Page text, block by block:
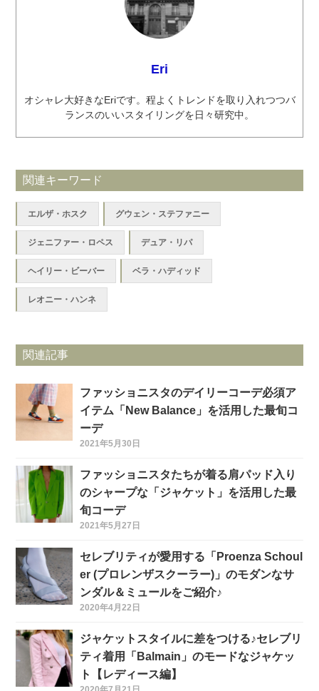
Eri
オシャレ大好きなEriです。程よくトレンドを取り入れつつバ
ランスのいいスタイリングを日々研究中。
関連キーワード
エルザ・ホスク グウェン・ステファニー
ジェニファー・ロペス デュア・リパ
ヘイリー・ビーバー ベラ・ハディッド
レオニー・ハンネ
関連記事
ファッショニスタのデイリーコーデ必須ア
イテム「New Balance」を活用した最旬コ
ーデ
2021年5月30日
ファッショニスタたちが着る肩パッド入り
のシャープな「ジャケット」を活用した最
旬コーデ
2021年5月27日
セレブリティが愛用する「Proenza Schoul
er (プロレンザスクーラー)」のモダンなサ
ンダル＆ミュールをご紹介♪
2020年4月22日
ジャケットスタイルに差をつける♪セレブリ
ティ着用「Balmain」のモードなジャケッ
ト【レディース編】